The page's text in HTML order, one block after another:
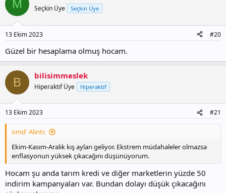
M Seçkin Üye Seçkin Üye
13 Ekim 2023 #20
Güzel bir hesaplama olmuş hocam.
B bilisimmeslek
Hiperaktif Üye Hiperaktif
13 Ekim 2023 #21
omd' Alıntı:
Ekim-Kasım-Aralık kış ayları geliyor. Ekstrem müdahaleler olmazsa
enflasyonun yüksek çıkacağını düşünüyorum.
Hocam şu anda tarım kredi ve diğer marketlerin yüzde 50
indirim kampanyaları var. Bundan dolayı düşük çıkacağını